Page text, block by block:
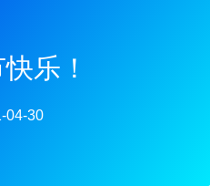
乐！
04-30